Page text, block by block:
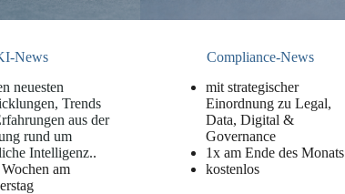
News
neuesten
Trends
aus der
rund um
Intelligenz..
am
Compliance-News
mit strategischer
Einordnung zu Legal,
Data, Digital &
Governance
1x am Ende des Monats
kostenlos